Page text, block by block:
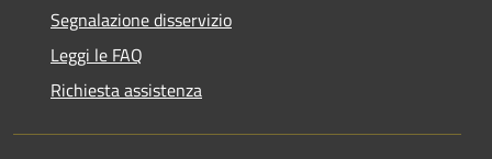
Segnalazione disservizio
Leggi le FAQ
Richiesta assistenza